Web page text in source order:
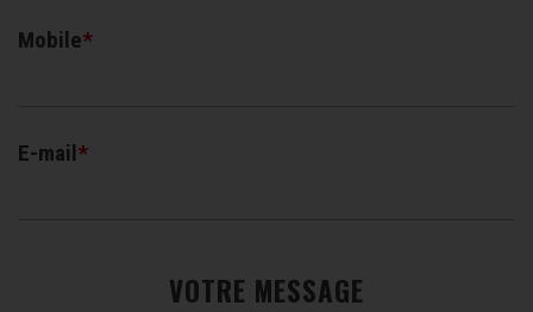
Mobile
E-mail
VOTRE MESSAGE